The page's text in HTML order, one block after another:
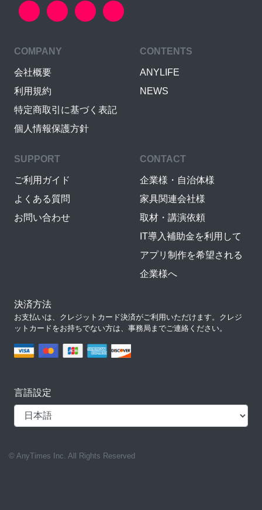
COMPANY
会社概要
利用規約
特定商取引に基づく表記
個人情報保護方針
CONTENTS
ANYLIFE
NEWS
SUPPORT
ご利用ガイド
よくある質問
お問い合わせ
CONTACT
企業様・自治体様
家具関連会社様
取材・講演依頼
IT導入補助金を利用して
アプリ制作を希望される
企業様へ
決済方法
お支払いは、クレジットカード決済がご利用いただけます。クレジ
ットカードをお持ちでない方は、事務局までご連絡ください。
言語設定
© AnyTimes Inc. All Rights Reserved